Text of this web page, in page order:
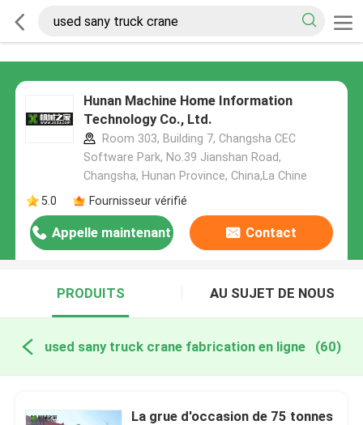
Hunan Machine Home Information
Technology Co., Ltd.
Room 303, Building 7, Changsha CEC
Software Park, No.39 Jianshan Road,
Changsha, Hunan Province, China,La Chine
5.0
Fournisseur vérifié
Appelle maintenant Contact
PRODUITS AU SUJET DE NOUS
used sany truck crane fabrication en ligne (60)
La grue d'occasion de 75 tonnes